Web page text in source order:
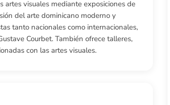
artes visuales mediante exposiciones de
del arte dominicano moderno y
tanto nacionales como internacionales,
Courbet. También ofrece talleres,
con las artes visuales.